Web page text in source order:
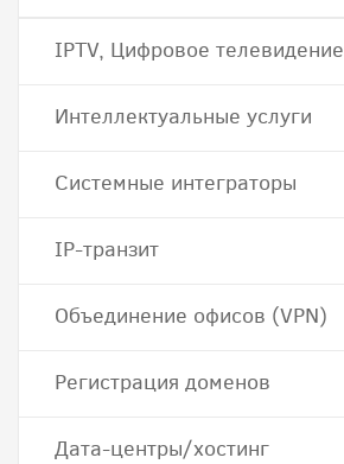
IPTV, Цифровое телевидение
Интеллектуальные услуги
Системные интеграторы
IP-транзит
Объединение офисов (VPN)
Регистрация доменов
Дата-центры/хостинг